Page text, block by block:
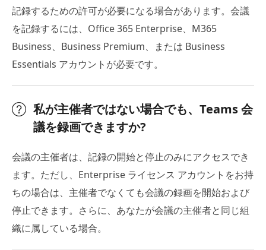
記録するための許可が必要になる場合があります。会議
を記録するには、Office 365 Enterprise、M365
Business、Business Premium、または Business
Essentials アカウントが必要です。
私が主催者ではない場合でも、Teams 会
議を録画できますか?
会議の主催者は、記録の開始と停止のみにアクセスでき
ます。ただし、Enterprise ライセンス アカウントをお持
ちの場合は、主催者でなくても会議の録画を開始および
停止できます。さらに、あなたが会議の主催者と同じ組
織に属している場合。